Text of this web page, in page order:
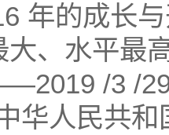
年的成长
、水平最
/3 /
华人民共